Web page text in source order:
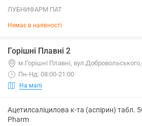
ЛУБНИФАРМ ПАТ
Немає в наявності
Горішні Плавні 2
м.Горішні Плавні, вул.Добровольського,
Пн-Нд: 08:00-21:00
На мапі
Ацетилсаліцилова к-та (аспірин) табл.
Pharm